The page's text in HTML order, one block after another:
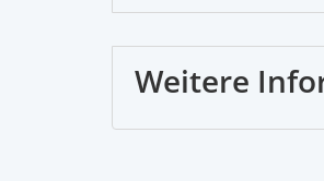
Weitere